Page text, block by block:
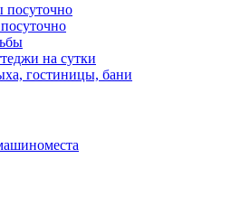
посуточно
на сутки
гостиницы, бани